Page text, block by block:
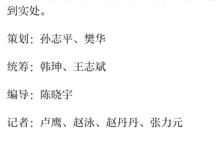
到实处。
策划：孙志平、樊华
统筹：韩珅、王志斌
编导：陈晓宇
记者：卢鹰、赵泳、赵丹丹、张力元